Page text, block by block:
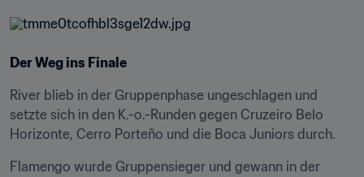
Der Weg ins Finale
River blieb in der Gruppenphase ungeschlagen und
setzte sich in den K.-o.-Runden gegen Cruzeiro Belo
Horizonte, Cerro Porteño und die Boca Juniors durch.
Flamengo wurde Gruppensieger und gewann in der